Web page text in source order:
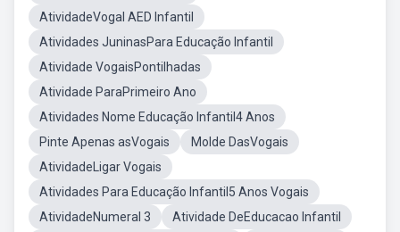
AtividadeVogal AED Infantil
Atividades JuninasPara Educação Infantil
Atividade VogaisPontilhadas
Atividade ParaPrimeiro Ano
Atividades Nome Educação Infantil4 Anos
Pinte Apenas asVogais
Molde DasVogais
AtividadeLigar Vogais
Atividades Para Educação Infantil5 Anos Vogais
AtividadeNumeral 3
Atividade DeEducacao Infantil